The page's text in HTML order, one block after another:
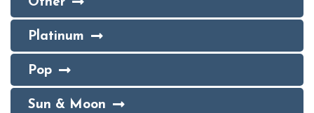
Other
Platinum
Pop
Sun & Moon